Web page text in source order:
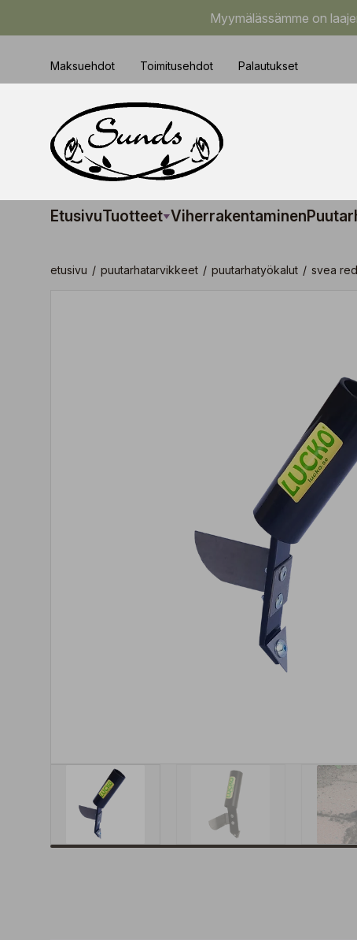
Myymälässämme on
Maksuehdot Toimitusehdot Palautukset
EtusivuTuotteet Viherrakentaminen
etusivu / puutarhatarvikkeet / puutarhatyökalut / svea